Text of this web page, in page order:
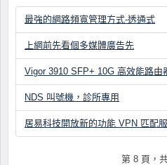
最強的網路頻寬管理方式-透通式
上網前先看個多媒體廣告先
Vigor 3910 SFP+ 10G 高效能路由
NDS 叫號機，診所專用
居易科技開放新的功能 VPN 匹配
第 8 頁，